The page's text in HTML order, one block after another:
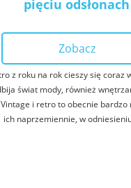
pięciu odsłonach
Zobacz
z roku na rok cieszy się coraz
świat mody, również
i retro to obecnie bardzo
ich naprzemiennie, w